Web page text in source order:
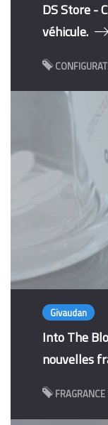
DS Store -
véhicule.
Givaudan
Into The
nouvelles